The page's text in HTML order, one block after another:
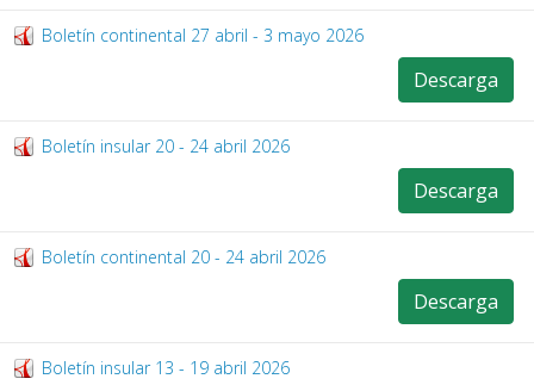
Boletín continental 27 abril - 3 mayo 2026
Descarga
Boletín insular 20 - 24 abril 2026
Descarga
Boletín continental 20 - 24 abril 2026
Descarga
Boletín insular 13 - 19 abril 2026